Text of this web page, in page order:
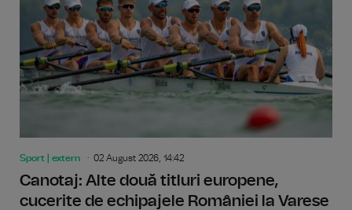
Sport | extern 02 August 2026, 14:42
Canotaj: Alte două titluri europene,
cucerite de echipajele României la Varese